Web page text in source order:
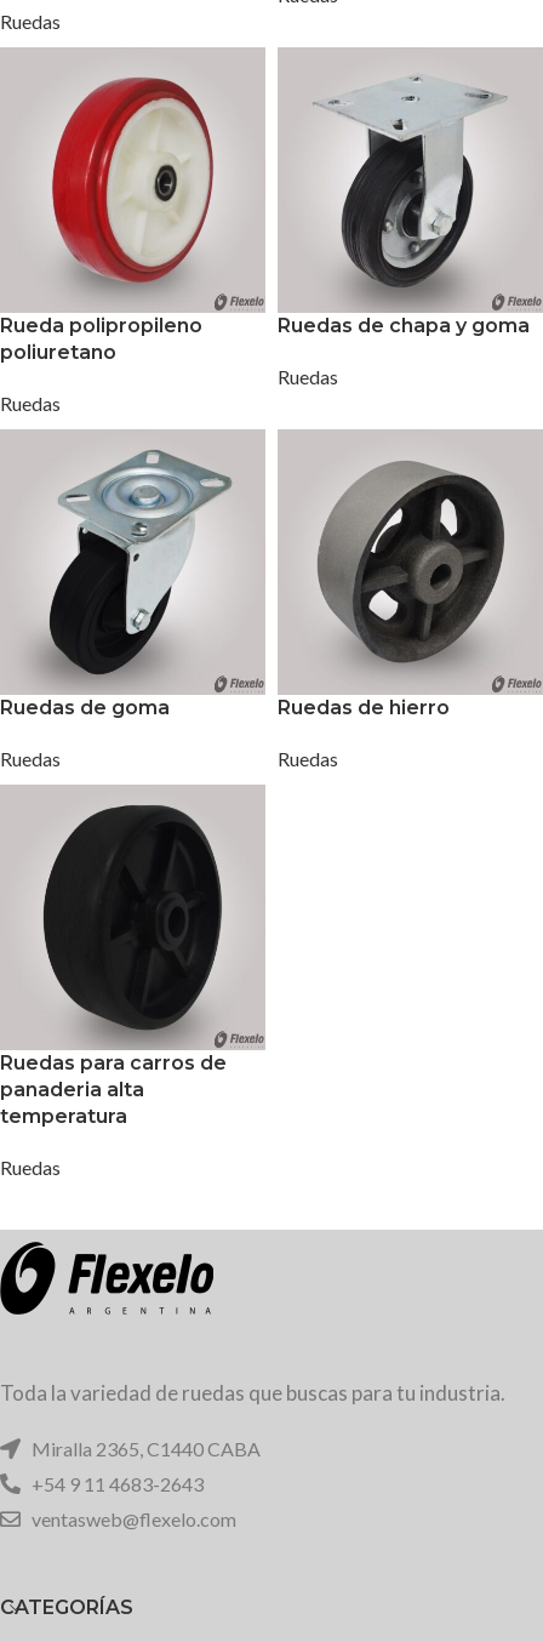
Ruedas
Rueda polipropileno
poliuretano
Ruedas
Ruedas de chapa y goma
Ruedas
Ruedas de goma
Ruedas
Ruedas de hierro
Ruedas
Ruedas para carros de
panaderia alta
temperatura
Ruedas
Toda la variedad de ruedas que buscas para tu industria.
Miralla 2365, C1440 CABA
+54 9 11 4683-2643
ventasweb@flexelo.com
CATEGORÍAS